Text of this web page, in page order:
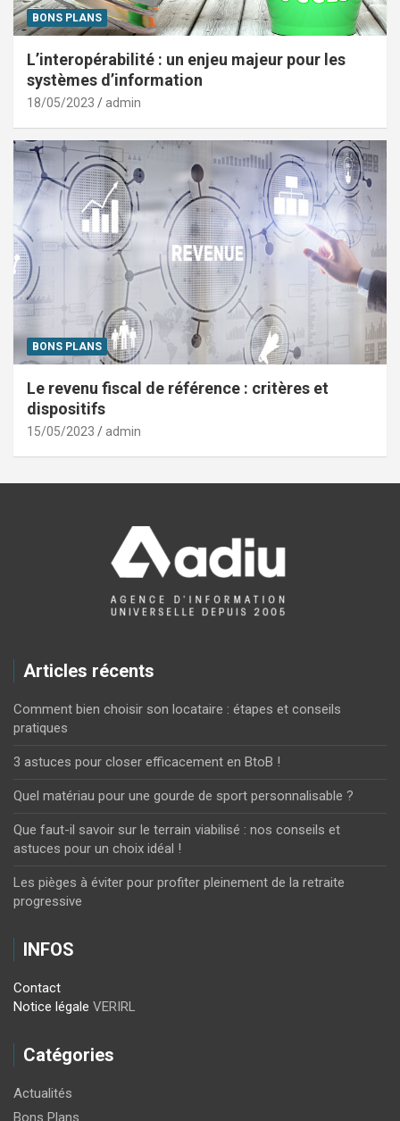
BONS PLANS
L’interopérabilité : un enjeu majeur pour les
systèmes d’information
18/05/2023 admin
BONS PLANS
Le revenu fiscal de référence : critères et
dispositifs
15/05/2023 admin
Articles récents
Comment bien choisir son locataire : étapes et conseils
pratiques
3 astuces pour closer efficacement en BtoB !
Quel matériau pour une gourde de sport personnalisable ?
Que faut-il savoir sur le terrain viabilisé : nos conseils et
astuces pour un choix idéal !
Les pièges à éviter pour profiter pleinement de la retraite
progressive
INFOS
Contact
Notice légale VERIRL
Catégories
Actualités
Bons Plans